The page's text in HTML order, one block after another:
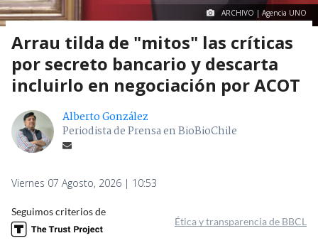
ARCHIVO | Agencia UNO
Arrau tilda de "mitos" las críticas
por secreto bancario y descarta
incluirlo en negociación por ACOT
Alberto González
Periodista de Prensa en BioBioChile
Viernes 07 Agosto, 2026 | 10:53
Seguimos criterios de
Ética y transparencia de BBCL